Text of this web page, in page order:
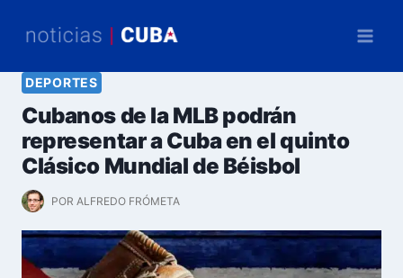
DEPORTES
Cubanos de la MLB podrán
representar a Cuba en el quinto
Clásico Mundial de Béisbol
POR ALFREDO FRÓMETA